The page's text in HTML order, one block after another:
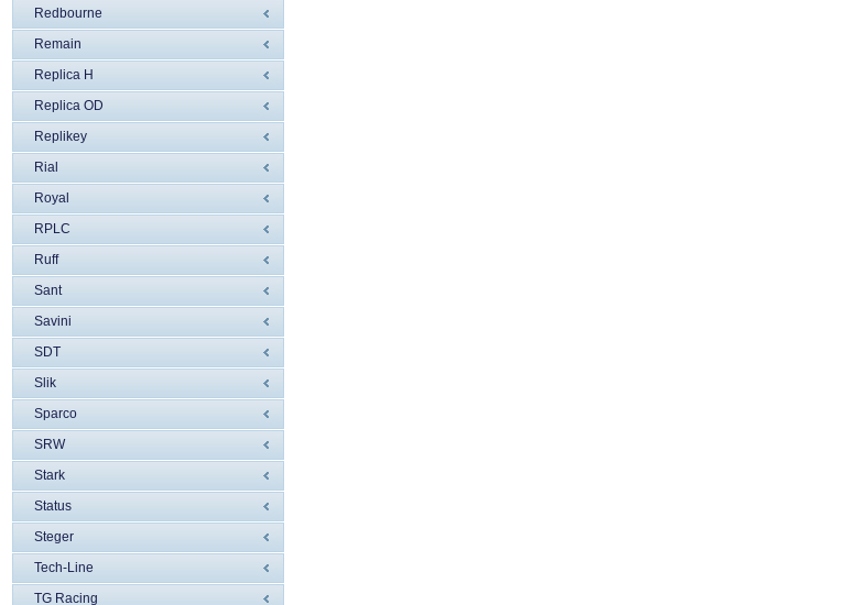
Redbourne
Remain
Replica H
Replica OD
Replikey
Rial
Royal
RPLC
Ruff
Sant
Savini
SDT
Slik
Sparco
SRW
Stark
Status
Steger
Tech-Line
TG Racing